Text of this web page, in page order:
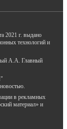
2021 г. выдано
технологий и
А.А. Главный
в рекламных
материал» и